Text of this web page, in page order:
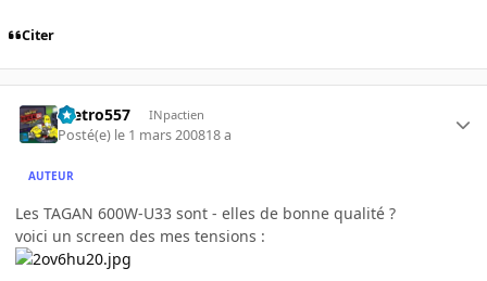
Citer
metro557 INpactien
Posté(e) le 1 mars 200818 a
AUTEUR
Les TAGAN 600W-U33 sont - elles de bonne qualité ?
voici un screen des mes tensions :